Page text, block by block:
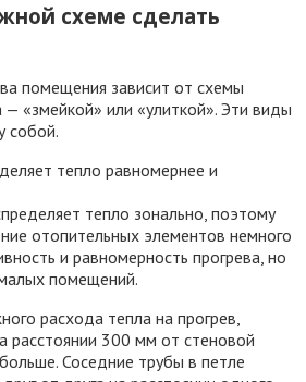
схеме сделать
помещения зависит от схемы
— «змейкой» или «улиткой». Эти виды
собой.
тепло равномернее и
тепло зонально, поэтому
отопительных элементов немного
и равномерность прогрева, но
помещений.
расхода тепла на прогрев,
расстоянии 300 мм от стеновой
Соседние трубы в петле